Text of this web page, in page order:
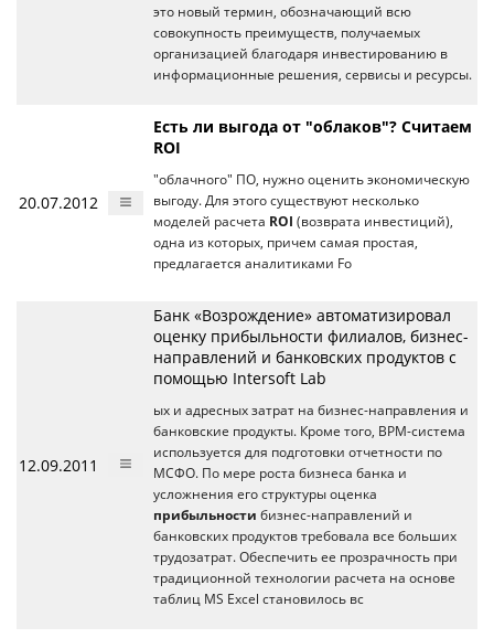
это новый термин, обозначающий всю
совокупность преимуществ, получаемых
организацией благодаря инвестированию в
информационные решения, сервисы и ресурсы.
20.07.2012
Есть ли выгода от "облаков"? Считаем
ROI
"облачного" ПО, нужно оценить экономическую
выгоду. Для этого существуют несколько
моделей расчета ROI (возврата инвестиций),
одна из которых, причем самая простая,
предлагается аналитиками Fo
12.09.2011
Банк «Возрождение» автоматизировал
оценку прибыльности филиалов, бизнес-
направлений и банковских продуктов с
помощью Intersoft Lab
ых и адресных затрат на бизнес-направления и
банковские продукты. Кроме того, BPM-система
используется для подготовки отчетности по
МСФО. По мере роста бизнеса банка и
усложнения его структуры оценка
прибыльности бизнес-направлений и
банковских продуктов требовала все больших
трудозатрат. Обеспечить ее прозрачность при
традиционной технологии расчета на основе
таблиц MS Excel становилось вс